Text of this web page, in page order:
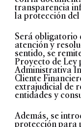
transparencia
la protección
Será obligatorio
atención y
sentido, se
Proyecto de Ley
Administrativa
Cliente
extrajudicial de
entidades y
Además, se
protección para